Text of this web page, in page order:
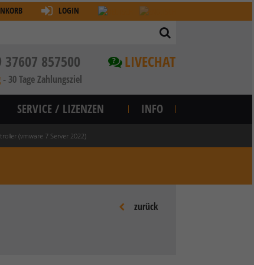
LOGIN
? LIVECHAT
37607 857500
- 30 Tage Zahlungsziel
SERVICE / LIZENZEN INFO
(vmware 7 Server 2022)
zurück